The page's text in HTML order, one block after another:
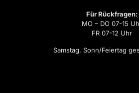
Für Rückfragen:
MO – DO 07-15
FR 07-12 Uhr
Samstag, Sonn/Feiertag